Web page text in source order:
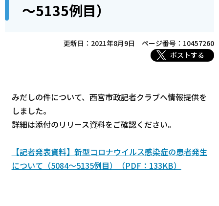
す
ら
～5135例目）
更新日：2021年8月9日
ページ番号：10457260
ポストする
みだしの件について、西宮市政記者クラブへ情報提供を
しました。
詳細は添付のリリース資料をご確認ください。
【記者発表資料】新型コロナウイルス感染症の患者発生
について（5084～5135例目）（PDF：133KB）